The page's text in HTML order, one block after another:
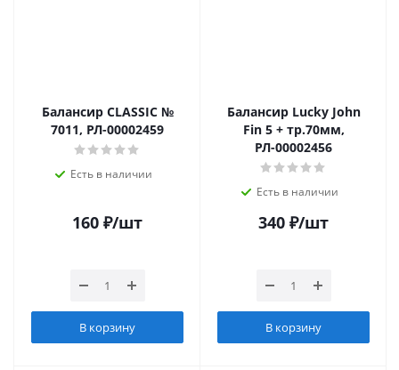
Балансир CLASSIC №
7011, РЛ-00002459
Есть в наличии
160 ₽/шт
В корзину
Балансир Lucky John
Fin 5 + тр.70мм,
РЛ-00002456
Есть в наличии
340 ₽/шт
В корзину